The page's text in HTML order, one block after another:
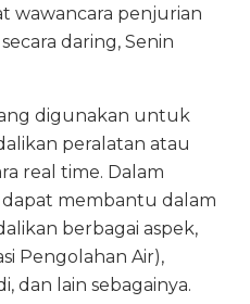
wawancara penjurian
daring, Senin
digunakan untuk
peralatan atau
real time. Dalam
dapat membantu dalam
berbagai aspek,
Pengolahan Air),
dan lain sebagainya.